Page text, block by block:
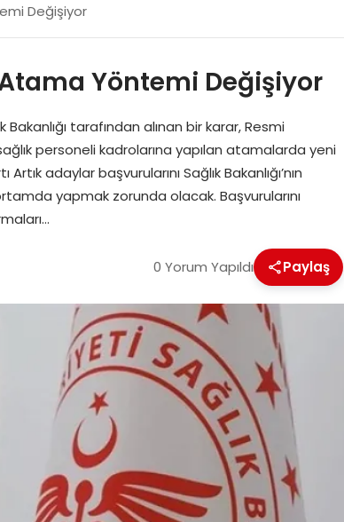
Değişiyor
Atama Yöntemi Değişiyor
tarafından alınan bir karar, Resmi
personeli kadrolarına yapılan atamalarda yeni
adaylar başvurularını Sağlık Bakanlığı’nın
yapmak zorunda olacak. Başvurularını
0 Yorum Yapıldı Paylaş